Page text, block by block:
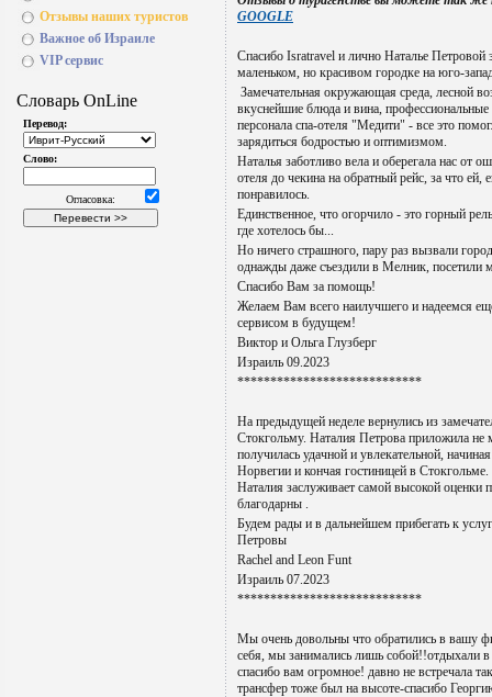
Отзывы наших туристов
Важное об Израиле
VIP сервис
GOOGLE
Спасибо Isratravel и лично Наталье Петровой
маленьком, но красивом городке на юго-
Замечательная окружающая среда, лесной
вкуснейшие блюда и вина,
персонала спа-отеля "Медити" - все это
зарядиться бодростью и оптимизмом.
Наталья заботливо вела и оберегала нас от
отеля до чекина на обратный рейс, за что
понравилось.
Единственное, что огорчило - это горный
где хотелось бы...
Но ничего страшного, пару раз вызвали
однажды даже съездили в Мелник, посетили
Спасибо Вам за помощь!
Желаем Вам всего наилучшего и надеемся
сервисом в будущем!
Виктор и Ольга Глузберг
Израиль 09.2023
****************************
На предыдущей неделе вернулись из
Стокгольму. Наталия Петрова приложила не
получилась удачной и увлекательной,
Норвегии и кончая гостиницей в
Наталия заслуживает самой высокой оценки
благодарны .
Будем рады и в дальнейшем прибегать к
Петровы
Rachel and Leon Funt
Израиль 07.2023
****************************
Мы очень довольны что обратились в вашу
себя, мы занимались лишь собой!!отдыхали
спасибо вам огромное! давно не встречала
трансфер тоже был на высоте-спасибо